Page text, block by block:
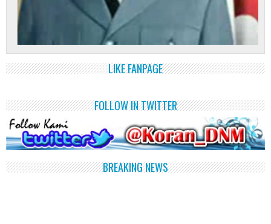
LIKE FANPAGE
FOLLOW IN TWITTER
BREAKING NEWS